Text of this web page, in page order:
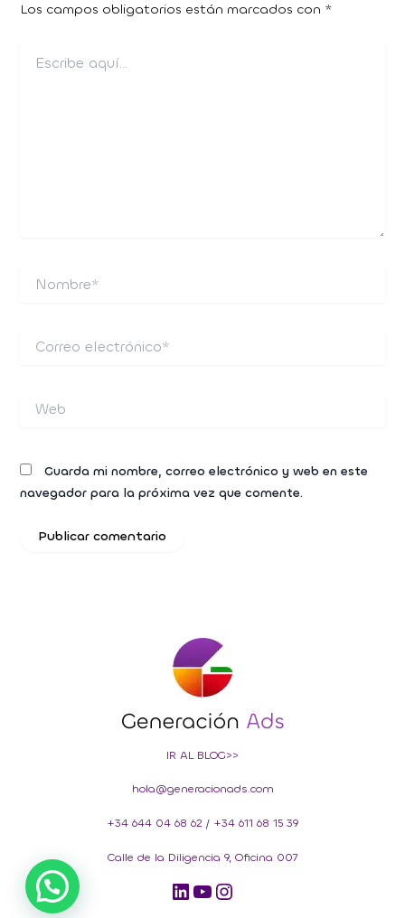
Los campos obligatorios están marcados con *
aquí...
electrónico*
Guarda mi nombre, correo electrónico y web en este
navegador para la próxima vez que comente.
IR AL BLOG>>
hola@generacionads.com
+34 644 04 68 62 / +34 611 68 15 39
Calle de la Diligencia 9, Oficina 007
LinkedIn
YouTube
Instagram